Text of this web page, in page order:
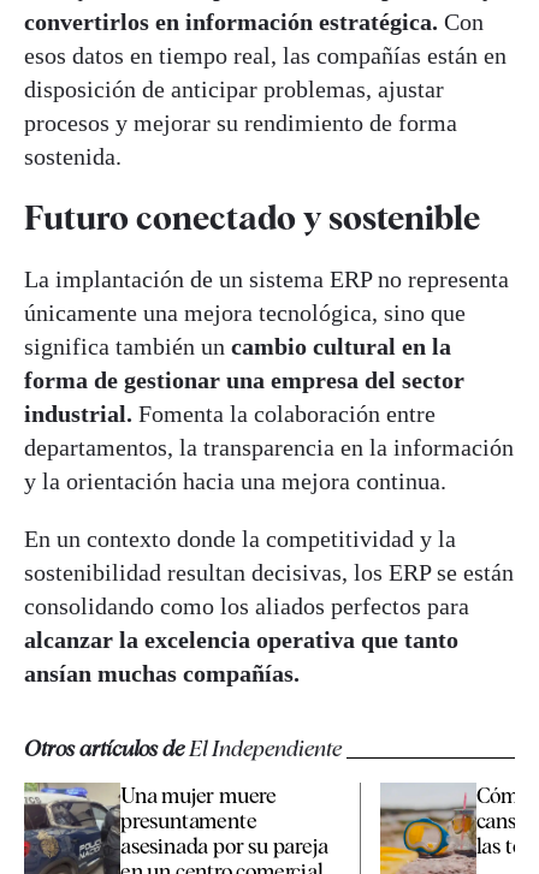
convertirlos en información estratégica. Con
esos datos en tiempo real, las compañías están en
disposición de anticipar problemas, ajustar
procesos y mejorar su rendimiento de forma
sostenida.
Futuro conectado y sostenible
La implantación de un sistema ERP no representa
únicamente una mejora tecnológica, sino que
significa también un cambio cultural en la
forma de gestionar una empresa del sector
industrial. Fomenta la colaboración entre
departamentos, la transparencia en la información
y la orientación hacia una mejora continua.
En un contexto donde la competitividad y la
sostenibilidad resultan decisivas, los ERP se están
consolidando como los aliados perfectos para
alcanzar la excelencia operativa que tanto
ansían muchas compañías.
Otros artículos deEl Independiente
Una mujer muere
presuntamente
asesinada por su pareja
Cómo
las